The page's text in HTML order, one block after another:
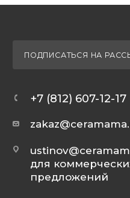
ПОДПИСАТЬСЯ НА
+7 (812) 607-12-17
для
предложений